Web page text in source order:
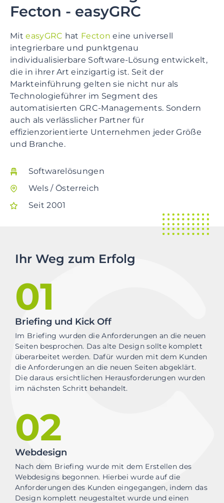
Fecton - easyGRC
MiteasyGRC hat Fecton eine universell
integrierbare und punktgenau
individualisierbare Software-Lösung entwickelt,
die in ihrer Art einzigartig ist. Seit der
Markteinführung gelten sie nicht nur als
Technologieführer im Segment des
automatisierten GRC-Managements. Sondern
auch als verlässlicher Partner für
effizienzorientierte Unternehmen jeder Größe
und Branche.
Softwarelösungen
Wels / Österreich
Seit 2001
Ihr Weg zum Erfolg
01
Briefing und Kick Off
Im Briefing wurden die Anforderungen an die neuen
Seiten besprochen. Das alte Design sollte komplett
überarbeitet werden. Dafür wurden mit dem Kunden
die Anforderungen an die neuen Seiten abgeklärt.
Die daraus ersichtlichen Herausforderungen wurden
im nächsten Schritt behandelt.
02
Webdesign
Nach dem Briefing wurde mit dem Erstellen des
Webdesigns begonnen. Hierbei wurde auf die
Anforderungen des Kunden eingegangen, indem das
Design komplett neugestaltet wurde und einen